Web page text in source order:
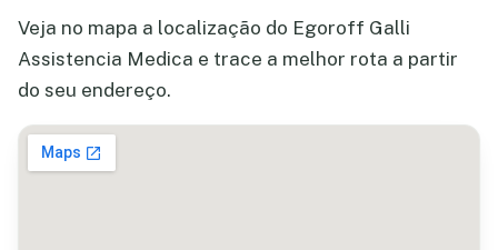
Veja no mapa a localização do Egoroff Galli
Assistencia Medica e trace a melhor rota a partir
do seu endereço.